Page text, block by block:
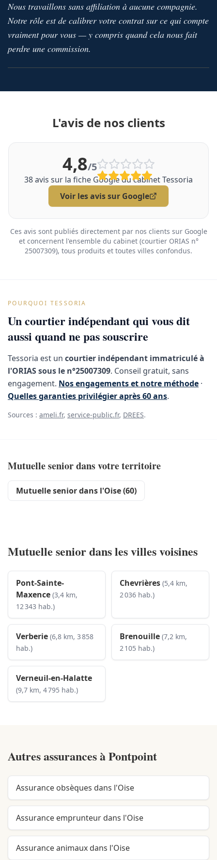
Nous travaillons sans affiliation à aucune compagnie.
Notre rôle est de calibrer votre contrat sur ce qui compte
vraiment pour vous — y compris quand cela nous fait
perdre une commission.
L'avis de nos clients
4,8/5
38avis sur la fiche Google du cabinet Tessoria
Voir les avis sur Google
Ces avis sont publiés directement par nos clients sur Google
et concernent l'ensemble du cabinet (courtier ORIAS n°
25007309), tous produits et toutes villes confondus.
POURQUOI TESSORIA
Un courtier indépendant qui vous dit
aussi quand ne pas souscrire
Tessoria est un courtier indépendant immatriculé à
l'ORIAS sous le n°25007309. Conseil gratuit, sans
engagement. Nos engagements et notre méthode ·
Quelles garanties privilégier après 60 ans.
Sources : ameli.fr, service-public.fr, DREES.
Mutuelle senior dans votre territoire
Mutuelle senior dans l'Oise (60)
Mutuelle senior dans les villes voisines
Pont-Sainte-
Maxence (3,4 km,
12 343 hab.)
Chevrières (5,4 km,
2 036 hab.)
Verberie (6,8 km, 3 858
hab.)
Brenouille (7,2 km,
2 105 hab.)
Verneuil-en-Halatte
(9,7 km, 4 795 hab.)
Autres assurances àPontpoint
Assurance obsèques dans l'Oise
Assurance emprunteur dans l'Oise
Assurance animaux dans l'Oise